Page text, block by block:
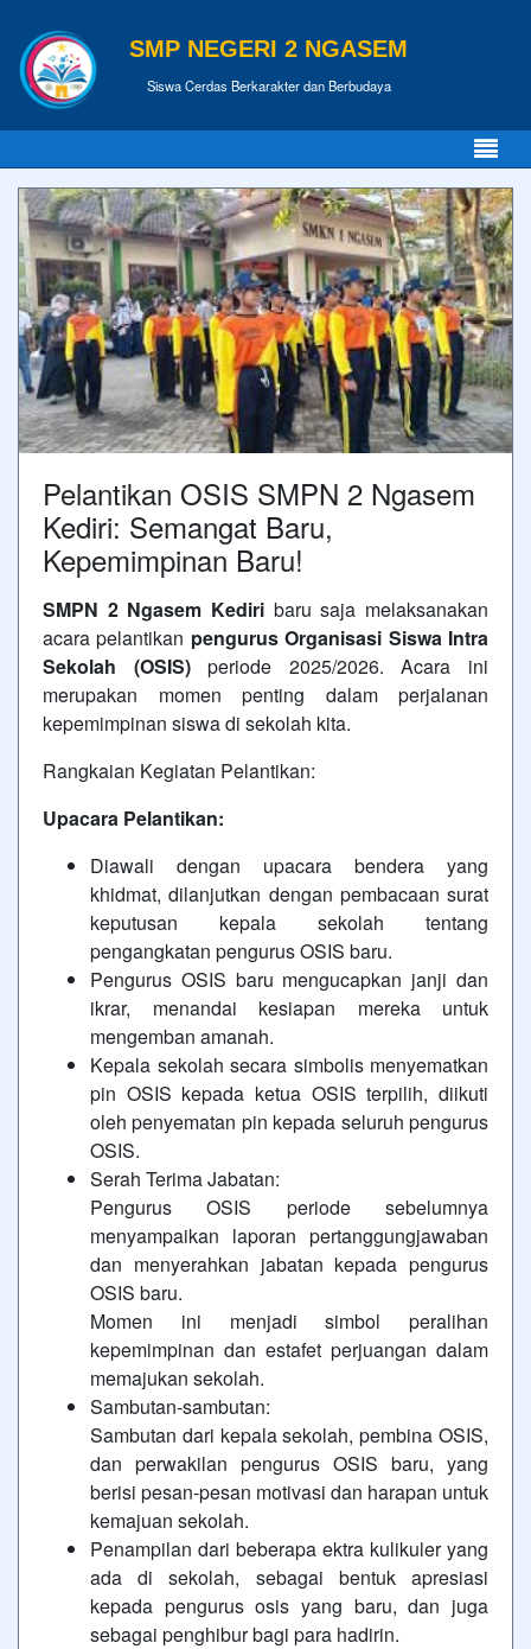
SMP NEGERI 2 NGASEM
Siswa Cerdas Berkarakter dan Berbudaya
Pelantikan OSIS SMPN 2 Ngasem
Kediri: Semangat Baru,
Kepemimpinan Baru!
SMPN 2 Ngasem Kediri baru saja melaksanakan
acara pelantikan pengurus Organisasi Siswa Intra
Sekolah (OSIS)periode 2025/2026. Acara ini
merupakan momen penting dalam perjalanan
kepemimpinan siswa di sekolah kita.
Rangkaian Kegiatan Pelantikan:
Upacara Pelantikan:
Diawali dengan upacara bendera yang
khidmat, dilanjutkan dengan pembacaan surat
keputusan kepala sekolah tentang
pengangkatan pengurus OSIS baru.
Pengurus OSIS baru mengucapkan janji dan
ikrar, menandai kesiapan mereka untuk
mengemban amanah.
Kepala sekolah secara simbolis menyematkan
pin OSIS kepada ketua OSIS terpilih, diikuti
oleh penyematan pin kepada seluruh pengurus
OSIS.
Serah Terima Jabatan:
Pengurus OSIS periode sebelumnya
menyampaikan laporan pertanggungjawaban
dan menyerahkan jabatan kepada pengurus
OSIS baru.
Momen ini menjadi simbol peralihan
kepemimpinan dan estafet perjuangan dalam
memajukan sekolah.
Sambutan-sambutan:
Sambutan dari kepala sekolah, pembina OSIS,
dan perwakilan pengurus OSIS baru, yang
berisi pesan-pesan motivasi dan harapan untuk
kemajuan sekolah.
Penampilan dari beberapa ektra kulikuler yang
ada di sekolah, sebagai bentuk apresiasi
kepada pengurus osis yang baru, dan juga
sebagai penghibur bagi para hadirin.